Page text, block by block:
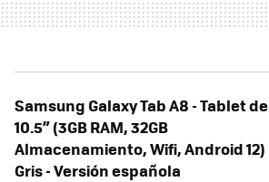
Samsung Galaxy Tab A8 - Tablet de
10.5” (3GB RAM, 32GB
Almacenamiento, Wifi, Android 12)
Gris - Versión española